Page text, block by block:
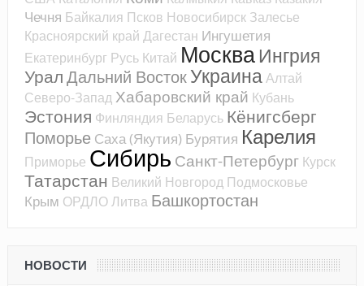
Чечня Байкалия Псков Новосибирск Залесье
Красноярский край Дагестан Ингушетия
Екатеринбург Русь Китай МоскваИнгрия
УралДальний ВостокУкраинаАлтай
Северо-Запад Хабаровский край Кубань
Эстония Финляндия Беларусь Кёнигсберг
Поморье Саха (Якутия) Бурятия Карелия
Приморье Сибирь Санкт-Петербург Курск
Татарстан Великий Новгород Подмосковье
Крым ОРДЛОЛитва Башкортостан
НОВОСТИ